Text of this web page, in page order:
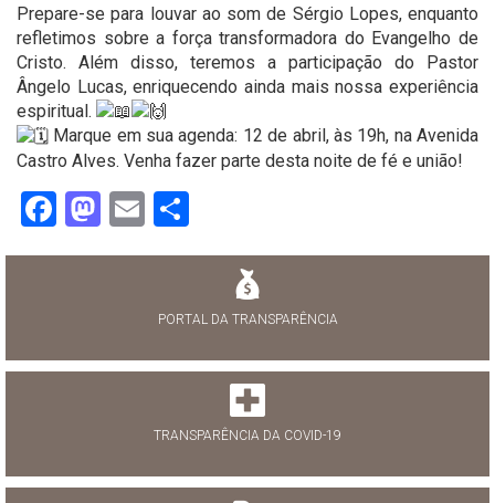
Prepare-se para louvar ao som de Sérgio Lopes, enquanto
refletimos sobre a força transformadora do Evangelho de
Cristo. Além disso, teremos a participação do Pastor
Ângelo Lucas, enriquecendo ainda mais nossa experiência
espiritual.
Marque em sua agenda: 12 de abril, às 19h, na Avenida
Castro Alves. Venha fazer parte desta noite de fé e união!
Facebook
Mastodon
Email
PORTAL DA TRANSPARÊNCIA
TRANSPARÊNCIA DA COVID-19